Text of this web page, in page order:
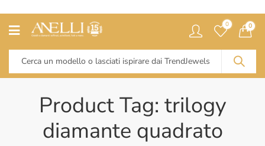
0 0
Product Tag: trilogy
diamante quadrato